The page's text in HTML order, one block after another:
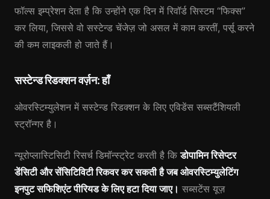
फॉल्स इम्प्रेशन देता है कि उन्होंने एक दिन में रिवॉर्ड सिस्टम “फिक्स”
कर लिया, जिससे वो सस्टेन्ड चेंजेज़ जो असल में काम करतीं, पर्सू करने
की कम लाइकली हो जाते हैं।
सस्टेन्ड रिडक्शन वर्ज़न: हाँ
ओवरस्टिम्युलेशन में सस्टेन्ड रिडक्शन के लिए एविडेंस सब्सटैंशियली
स्ट्रॉन्गर है।
न्यूरोप्लास्टिसिटी रिसर्च डिमॉन्स्ट्रेट करती है किडोपामिन रिसेप्टर
डेंसिटी और सेंसिटिविटी रिकवर कर सकती है जब ओवरस्टिम्युलेटिंग
इनपुट सफिशिएंट पीरियड के लिए हटा दिया जाए। सब्सटेंस यूज़